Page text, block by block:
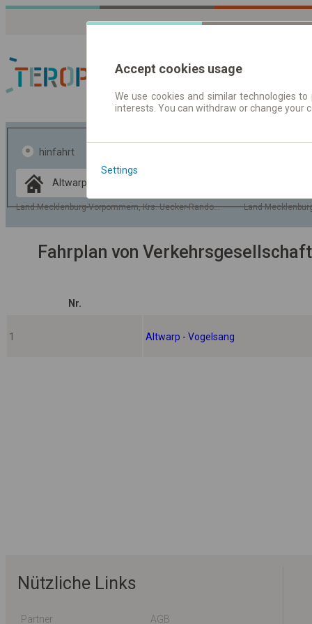
Fahrplandaten |
hinfahrt
Land Mecklenburg-Vorpommern, Krs. Uecker-Randow, Gem. Altwarp
Land
Data CC-BY-SA
OpenStreetMap
GeoLite data by
Fahrplan von
Nr.
1 Altwarp - Vogelsang
Nützliche Links
Partner
AGB
Accept cookies usage
We use cookies and similar technologies
interests. You can withdraw or change
Settings